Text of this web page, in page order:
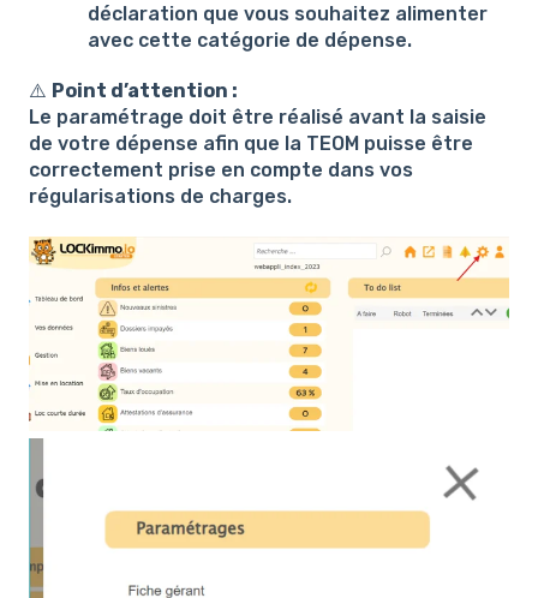
déclaration que vous souhaitez alimenter
avec cette catégorie de dépense.
⚠️ Point d’attention :
Le paramétrage doit être réalisé avant la saisie
de votre dépense afin que la TEOM puisse être
correctement prise en compte dans vos
régularisations de charges.